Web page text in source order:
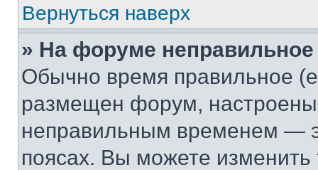
Вернуться наверх
» На форуме
Обычно время правильное
размещен форум, настроены
неправильным временем —
поясах. Вы можете изменить